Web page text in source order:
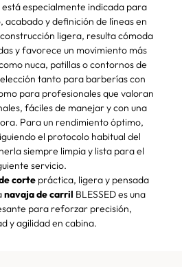
está especialmente indicada para
acabado y definición de líneas en
ligera, resulta cómoda
y favorece un movimiento más
nuca, patillas o contornos de
tanto para barberías con
para profesionales que valoran
fáciles de manejar y con una
Para un rendimiento óptimo,
el protocolo habitual del
siempre limpia y lista para el
servicio.
cortepráctica, ligera y pensada
navaja de carril BLESSED es una
para reforzar precisión,
y agilidad en cabina.